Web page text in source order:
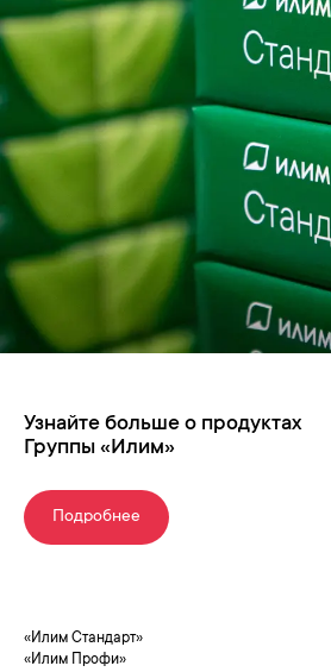
«Илим Стандарт»
«Илим Профи»
Узнайте больше о продуктах
Группы «Илим»
Подробнее